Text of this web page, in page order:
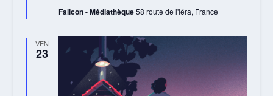
Falicon - Médiathèque58 route de l'Iéra, France
VEN
23